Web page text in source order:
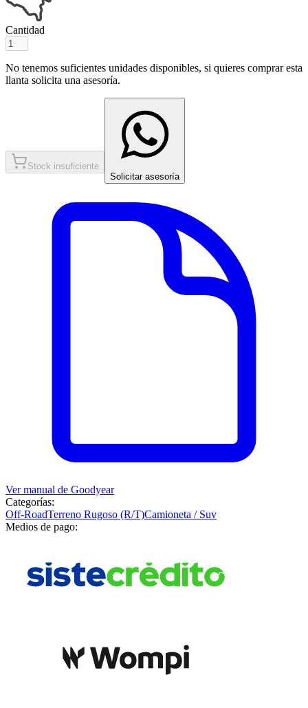
Cantidad
No tenemos suficientes unidades disponibles, si quieres comprar esta
llanta solicita una asesoría.
Stock insuficiente
Solicitar asesoría
Ver manual de Goodyear
Categorías:
Off-RoadTerreno Rugoso (R/T)Camioneta / Suv
Medios de pago: